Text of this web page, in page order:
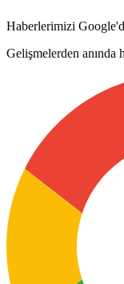
Haberlerimizi
Gelişmelerden anında